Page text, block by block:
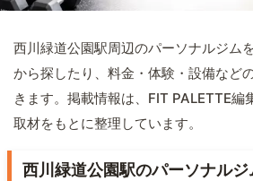
西川緑道公園駅周辺のパーソナルジム
から探したり、料金・体験・設備など
きます。掲載情報は、FIT PALETTE編
取材をもとに整理しています。
西川緑道公園駅のパーソナルジ